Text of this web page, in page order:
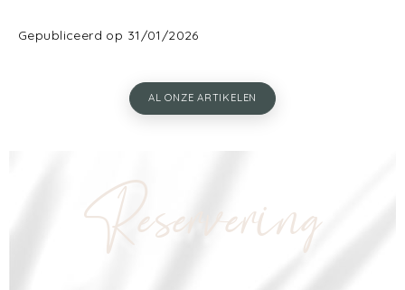
Gepubliceerd op 31/01/2026
AL ONZE ARTIKELEN
Reservering